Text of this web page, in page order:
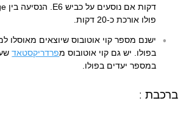
פולו אורכת כ-20 דקות.
ישנם מספר קוי אוטובוס שיוצאים מאוסלו
בפולו. יש גם קוי אוטובוס מפרדריקסטאד
במספר יעדים בפולו.
ברכבת :